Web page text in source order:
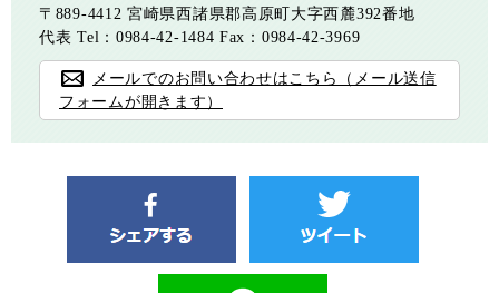
〒889-4412 宮崎県西諸県郡高原町大字西麓392番地
代表 Tel：0984-42-1484 Fax：0984-42-3969
メールでのお問い合わせはこちら（メール送信
フォームが開きます）